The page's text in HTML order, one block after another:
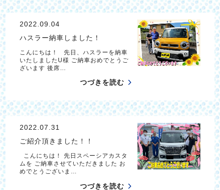
2022.09.04
ハスラー納車しました！
こんにちは！ 先日、ハスラーを納車
いたしましたU様 ご納車おめでとうご
ざいます 後席…
つづきを読む
2022.07.31
ご紹介頂きました！！
こんにちは！ 先日スペーシアカスタ
ムを ご納車させていただきました お
めでとうございま…
つづきを読む